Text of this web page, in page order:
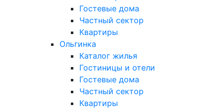
Гостевые дома
Частный сектор
Квартиры
Ольгинка
Каталог жилья
Гостиницы и отели
Гостевые дома
Частный сектор
Квартиры